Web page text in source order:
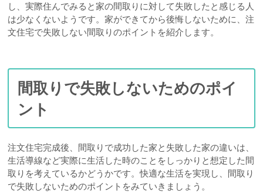
し、実際住んでみると家の間取りに対して失敗したと感じる人
は少なくないようです。家ができてから後悔しないために、注
文住宅で失敗しない間取りのポイントを紹介します。
間取りで失敗しないためのポイ
ント
注文住宅完成後、間取りで成功した家と失敗した家の違いは、
生活導線など実際に生活した時のことをしっかりと想定した間
取りを考えているかどうかです。快適な生活を実現し、間取り
で失敗しないためのポイントをみていきましょう。